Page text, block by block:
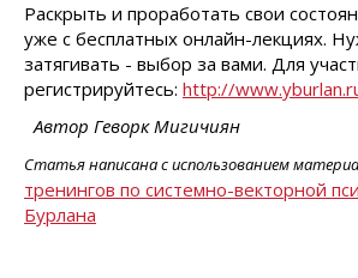
Раскрыть и проработать свои
уже с бесплатных онлайн-лекциях.
затягивать - выбор за вами. Для
регистрируйтесь: http://
Автор Геворк Мигичиян
Статья написана с использованием
тренингов по системно-векторной
Бурлана